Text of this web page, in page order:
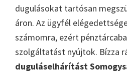
dugulásokat tartósan
áron. Az ügyfél
számomra, ezért
szolgáltatást nyújtok. Bízza
duguláselhárítást